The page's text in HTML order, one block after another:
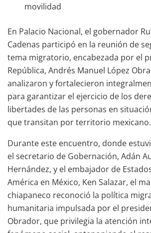
movilidad
En Palacio Nacional, el gobernador
Cadenas participó en la reunión de
tema migratorio, encabezada por el
República, Andrés Manuel López
analizaron y fortalecieron
para garantizar el ejercicio de los
libertades de las personas en
que transitan por territorio mexicano.
Durante este encuentro, donde
el secretario de Gobernación, Adán
Hernández, y el embajador de
América en México, Ken Salazar, el
chiapaneco reconoció la política
humanitaria impulsada por el
Obrador, que privilegia la atención